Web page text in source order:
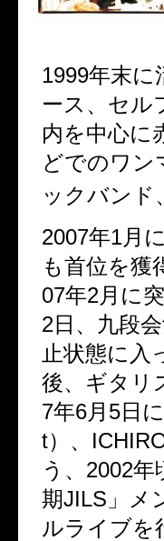
1999年末
ース、セル
内を中心に
どでのワン
ックバンド、
2007年1月
も首位を獲
07年2月に
2日、九段
止状態に入
後、ギタリ
7年6月5日
t）、
う、2002
期JILS」メ
ルライブを